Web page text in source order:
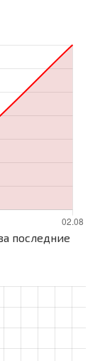
последние